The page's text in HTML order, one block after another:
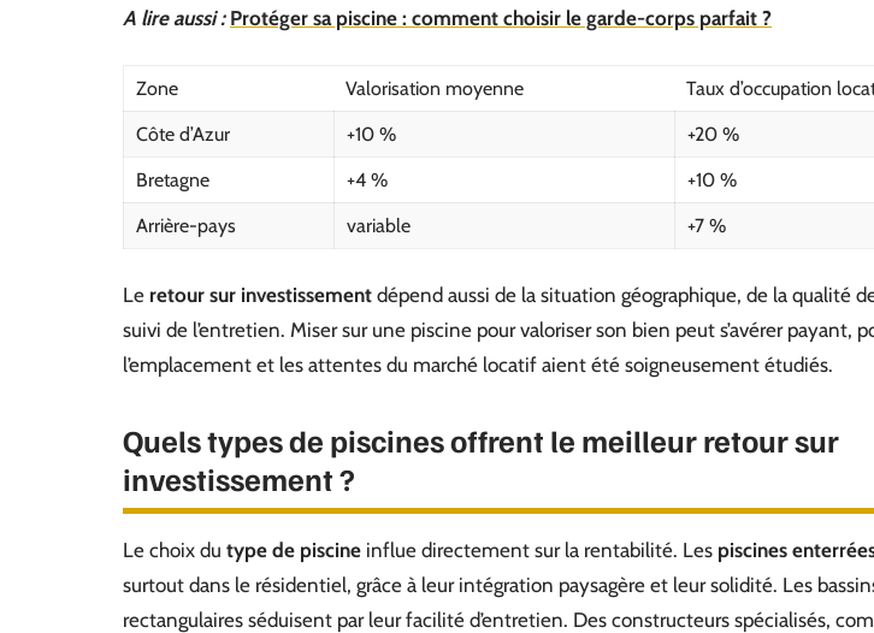
A lire aussi : Protéger sa piscine : comment choisir le garde-corps parfait ?
Zone Valorisation moyenne
Taux d’occupation
Côte d’Azur
+10 %
+20 %
Bretagne
+4 %
+10 %
Arrière-pays
variable +7 %
Le retour sur investissement dépend aussi de la situation géographique, de la qualité
suivi de l’entretien. Miser sur une piscine pour valoriser son bien peut s’avérer payant,
l’emplacement et les attentes du marché locatif aient été soigneusement étudiés.
Quels types de piscines offrent le meilleur retour sur
investissement ?
Le choix du type de piscine influe directement sur la rentabilité. Les piscines
surtout dans le résidentiel, grâce à leur intégration paysagère et leur solidité. Les
rectangulaires séduisent par leur facilité d’entretien. Des constructeurs spécialisés,